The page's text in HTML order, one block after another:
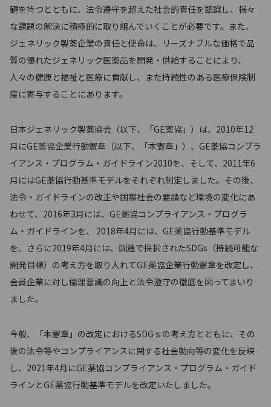
観を持つとともに、法令遵守を超えた社会的責任を認識し、様々
な課題の解決に積極的に取り組んでいくことが必要です。また、
ジェネリック製薬企業の責任と使命は、リーズナブルな価格で品
質の優れたジェネリック医薬品を開発・供給することにより、
人々の健康と福祉と医療に貢献し、また持続性のある医療保険制
度に寄与することにあります。
日本ジェネリック製薬協会（以下、「GE薬協」）は、2010年12
月にGE薬協企業行動憲章（以下、「本憲章」）、GE薬協コンプラ
イアンス・プログラム・ガイドライン2010を、そして、2011年6
月にはGE薬協行動基準モデルをそれぞれ制定しました。その後、
法令・ガイドラインの改正や国際社会の要請など環境の変化にあ
わせて、2016年3月には、GE薬協コンプライアンス・プログラ
ム・ガイドラインを、 2018年4月には、GE薬協行動基準モデル
を、さらに2019年4月には、国連で採択されたSDGs（持続可能な
開発目標）の考え方を取り入れてGE薬協企業行動憲章を改定し、
会員企業に対し倫理意識の向上と法令遵守の徹底を図ってまいり
ました。
今般、「本憲章」の改定におけるSDGｓの考え方とともに、その
後の法令等やコンプライアンスに関する社会動向等の変化を反映
し、2021年4月にGE薬協コンプライアンス・プログラム・ガイド
ラインとGE薬協行動基準モデルを改定いたしました。